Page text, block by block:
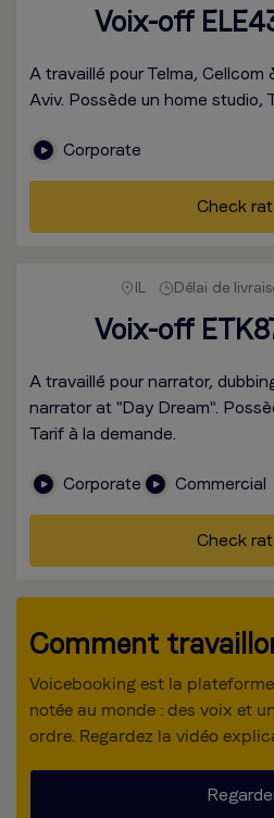
Voix-off
A travaillé pour Telma, Cellcom
Aviv. Possède un home studio,
Corporate
Check
IL Délai de
Voix-off
A travaillé pour narrator,
narrator at "Day Dream".
Tarif à la demande.
Corporate Commercial
Check
Comment
Voicebooking est la
notée au monde : des voix et
ordre. Regardez la vidéo